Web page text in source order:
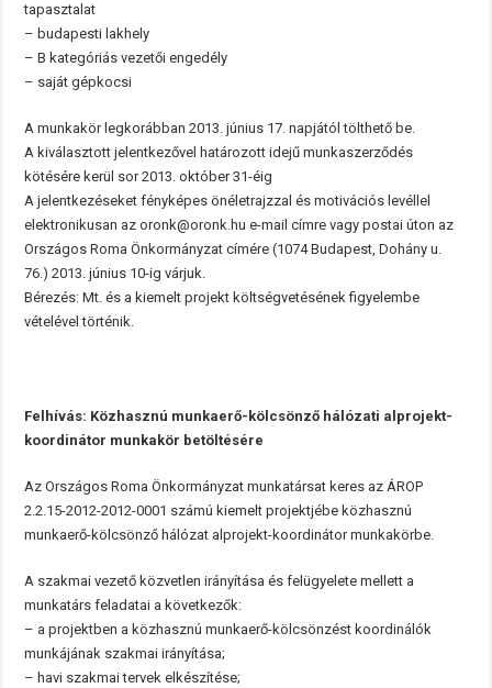
tapasztalat
– budapesti lakhely
– B kategóriás vezetői engedély
– saját gépkocsi
A munkakör legkorábban 2013. június 17. napjától tölthető be.
A kiválasztott jelentkezővel határozott idejű munkaszerződés
kötésére kerül sor 2013. október 31-éig
A jelentkezéseket fényképes önéletrajzzal és motivációs levéllel
elektronikusan az oronk@oronk.hu e-mail címre vagy postai úton az
Országos Roma Önkormányzat címére (1074 Budapest, Dohány u.
76.) 2013. június 10-ig várjuk.
Bérezés: Mt. és a kiemelt projekt költségvetésének figyelembe
vételével történik.
Felhívás: Közhasznú munkaerő-kölcsönző hálózati alprojekt-
koordinátor munkakör betöltésére
Az Országos Roma Önkormányzat munkatársat keres az ÁROP
2.2.15-2012-2012-0001 számú kiemelt projektjébe közhasznú
munkaerő-kölcsönző hálózat alprojekt-koordinátor munkakörbe.
A szakmai vezető közvetlen irányítása és felügyelete mellett a
munkatárs feladatai a következők:
– a projektben a közhasznú munkaerő-kölcsönzést koordinálók
munkájának szakmai irányítása;
– havi szakmai tervek elkészítése;